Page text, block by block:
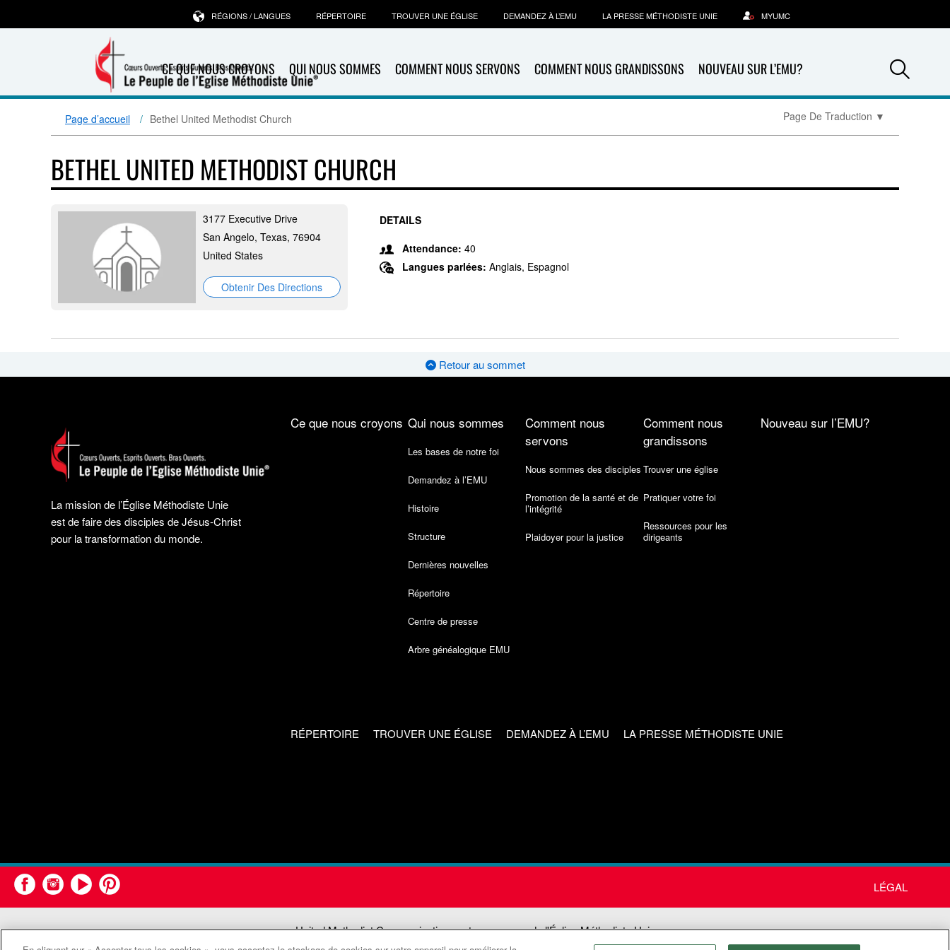
CE QUE NOUS CROYONS QUI NOUS SOMMES COMMENT NOUS SERVONS COMMENT NOUS GRANDISSONS NOUVEAU SUR L’EMU?
RÉGIONS / LANGUES RÉPERTOIRE TROUVER UNE ÉGLISE DEMANDEZ À L’EMU LA PRESSE MÉTHODISTE UNIE MYUMC
Page d’accueil Bethel United Methodist Church Page De Traduction ▼
BETHEL UNITED METHODIST CHURCH
3177 Executive Drive
San Angelo, Texas, 76904
United States
Obtenir Des Directions
DETAILS
Attendance: 40
Langues parlées: Anglais, Espagnol
Retour au sommet
La mission de l’Église Méthodiste Unie
est de faire des disciples de Jésus-Christ
pour la transformation du monde.
Ce que nous croyons Qui nous sommes
Les bases de notre foi
Demandez à l’EMU
Histoire
Structure
Dernières nouvelles
Répertoire
Centre de presse
Arbre généalogique EMU
Comment nous
servons
Nous sommes des disciples
Promotion de la santé et de
l’intégrité
Plaidoyer pour la justice
Comment nous
grandissons
Trouver une église
Pratiquer votre foi
Ressources pour les
dirigeants
Nouveau sur l’EMU?
RÉPERTOIRE TROUVER UNE ÉGLISE DEMANDEZ À L’EMU LA PRESSE MÉTHODISTE UNIE
LÉGAL
United Methodist Communications est une agence de l'Église Méthodiste Unie